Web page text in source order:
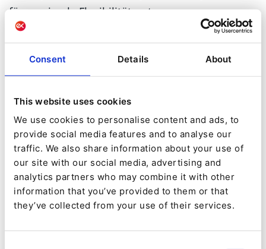
Consent Details About
This website uses cookies
We use cookies to personalise content and ads, to
provide social media features and to analyse our
traffic. We also share information about your use of
our site with our social media, advertising and
analytics partners who may combine it with other
information that you’ve provided to them or that
they’ve collected from your use of their services.
für maximale Flexibilität nutzen.
Aufbauend auf dem robusten Technologie-Stack
von Ibexa DXP bietet Ibexa Headless verbesserte
HTTP-APIs und eine verbesserte
Authentifizierung im Vergleich zu seinem
Vorgänger, Ibexa Content.
Produkt-Demo-
Anwendungsfälle
Sylvain blieb dann auf der Bühne, um uns durch
eine Reihe von Demos zu führen und zu zeigen,
wie zahlreiche Hersteller aus ganz Europa von